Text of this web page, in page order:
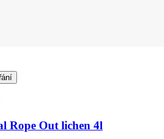
Rope Out lichen 4l